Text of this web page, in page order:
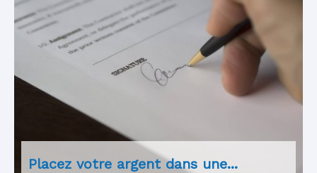
Placez votre argent dans une...